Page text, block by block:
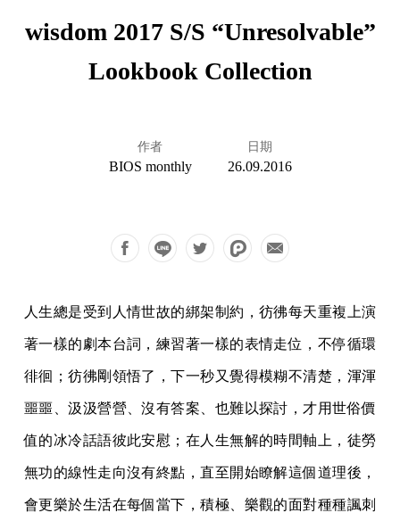
wisdom 2017 S/S “Unresolvable”
Lookbook Collection
作者
BIOS monthly
日期
26.09.2016
人生總是受到人情世故的綁架制約，彷彿每天重複上演
著一樣的劇本台詞，練習著一樣的表情走位，不停循環
徘徊；彷彿剛領悟了，下一秒又覺得模糊不清楚，渾渾
噩噩、汲汲營營、沒有答案、也難以探討，才用世俗價
值的冰冷話語彼此安慰；在人生無解的時間軸上，徒勞
無功的線性走向沒有終點，直至開始瞭解這個道理後，
會更樂於生活在每個當下，積極、樂觀的面對種種諷刺